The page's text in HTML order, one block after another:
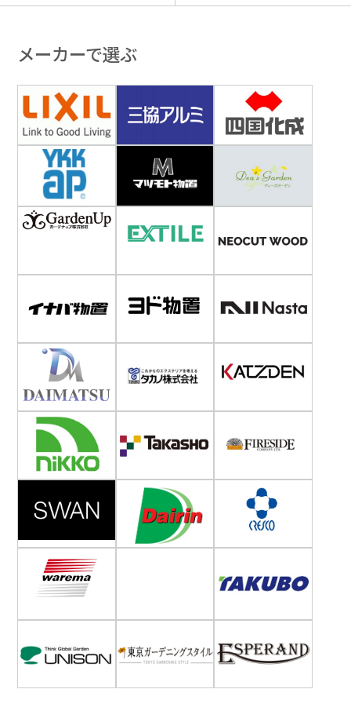
メーカーで選ぶ